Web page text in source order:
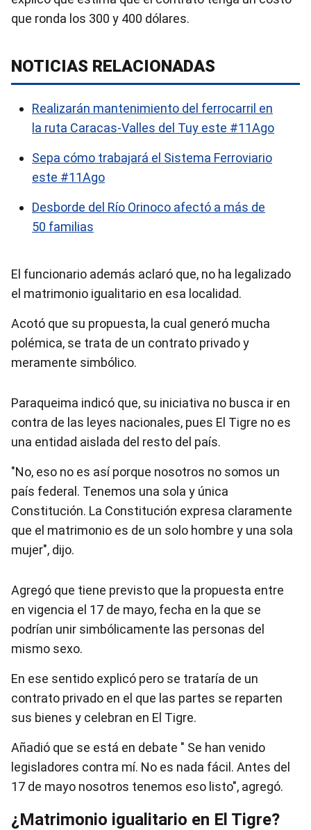
que ronda los 300 y 400 dólares.
NOTICIAS RELACIONADAS
Realizarán mantenimiento del ferrocarril en
la ruta Caracas-Valles del Tuy este #11Ago
Sepa cómo trabajará el Sistema Ferroviario
este #11Ago
Desborde del Río Orinoco afectó a más de
50 familias
El funcionario además aclaró que, no ha legalizado
el matrimonio igualitario en esa localidad.
Acotó que su propuesta, la cual generó mucha
polémica, se trata de un contrato privado y
meramente simbólico.
Paraqueima indicó que, su iniciativa no busca ir en
contra de las leyes nacionales, pues El Tigre no es
una entidad aislada del resto del país.
"No, eso no es así porque nosotros no somos un
país federal. Tenemos una sola y única
Constitución. La Constitución expresa claramente
que el matrimonio es de un solo hombre y una sola
mujer", dijo.
Agregó que tiene previsto que la propuesta entre
en vigencia el 17 de mayo, fecha en la que se
podrían unir simbólicamente las personas del
mismo sexo.
En ese sentido explicó pero se trataría de un
contrato privado en el que las partes se reparten
sus bienes y celebran en El Tigre.
Añadió que se está en debate " Se han venido
legisladores contra mí. No es nada fácil. Antes del
17 de mayo nosotros tenemos eso listo", agregó.
¿Matrimonio igualitario en El Tigre?